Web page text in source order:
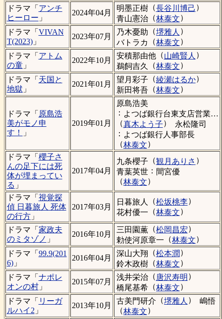
ドラマ「 アンチ
ヒーロー 」
2024年04月
明墨正樹（長谷川博己 ）
青山憲治（林泰文）
ドラマ「 VIVAN
T(2023)」
2023年07月
乃木憂助 （堺雅人 ）
バトラカ （林泰文）
ドラマ「 アトム
の童」
2022年10月
安積那由他 （山崎賢人 ）
鵜飼吉久
（林泰文）
ドラマ「 天国と
地獄 」
2021年01月
望月彩子 （綾瀬はるか）
新田将吾（林泰文）
ドラマ「 原島浩
美がモノ申
す！
」
2019年01月
原島浩美
：
よつば銀行台東支店営業課長
（真木よう子）
永松隆司
： よつば銀行人事部長
（林泰文）
ドラマ「 櫻子さ
んの足下には死
体が埋まってい
る 」
2017年04月
九条櫻子 （観月ありさ ）
青葉英世： 間宮優
（林泰文）
ドラマ「 視覚探
偵 日暮旅人 死体
の行方」
2017年03月
日暮旅人 （松坂桃李）
花村優一 （林泰文）
ドラマ「 家政夫
のミタゾノ 」
2016年10月
三田園薫（松岡昌宏）
勅使河原章一 （林泰文）
ドラマ「 99.9(201
6)」
2016年04月
深山大翔 （松本潤）
鈴木政樹（林泰文）
ドラマ「 ナポレ
オンの村」
2015年07月
浅井栄治（ 唐沢寿明 ）
橋尾基希（林泰文）
ドラマ「 リーガ
ルハイ2 」
2013年10月
古美門研介 （堺雅人 ）
嶋悟
（林泰文）